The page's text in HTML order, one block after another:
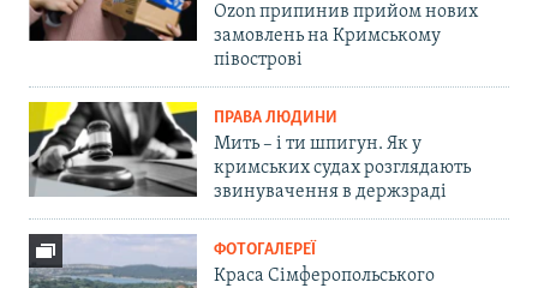
Ozon припинив прийом нових
замовлень на Кримському
півострові
ПРАВА ЛЮДИНИ
Мить – і ти шпигун. Як у
кримських судах розглядають
звинувачення в держзраді
ФОТОГАЛЕРЕЇ
Краса Сімферопольського